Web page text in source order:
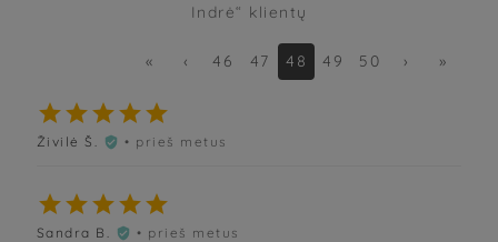
Indrė“ klientų
« ‹ 46 47 48 49 50 › »

Živilė Š.  • prieš metus

Sandra B.  • prieš metus